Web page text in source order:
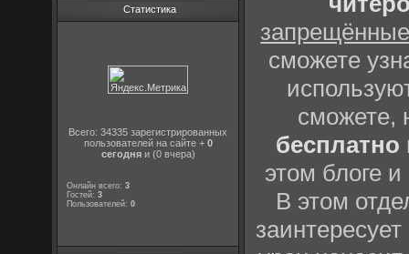
Статистика
Всего: 34335 зарегистрированных
пользователей на сайте + 0
сегодняи (0 вчера)
Онлайн всего:3
Гостей:3
Пользователей:0
сможете
сможете,
бесплатно
этом блоге
В этом